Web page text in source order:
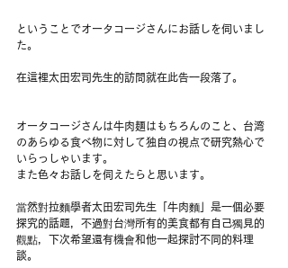
ということでオータコージさんにお話しを伺いまし
た。
在這裡太田宏司先生的訪問就在此告一段落了。
オータコージさんは牛肉麺はもちろんのこと、台湾
のあらゆる食べ物に対して独自の視点で研究熱心で
いらっしゃいます。
また色々お話しを伺えたらと思います。
當然對拉麵學者太田宏司先生「牛肉麵」是一個必要
探究的話題，不過對台灣所有的美食都有自己獨見的
觀點，下次希望還有機會和他一起探討不同的料理
談。